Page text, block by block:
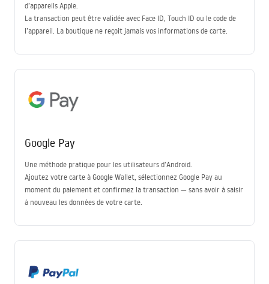
d’appareils Apple.
La transaction peut être validée avec Face ID, Touch ID ou le code de
l’appareil. La boutique ne reçoit jamais vos informations de carte.
Google Pay
Une méthode pratique pour les utilisateurs d’Android.
Ajoutez votre carte à Google Wallet, sélectionnez Google Pay au
moment du paiement et confirmez la transaction — sans avoir à saisir
à nouveau les données de votre carte.